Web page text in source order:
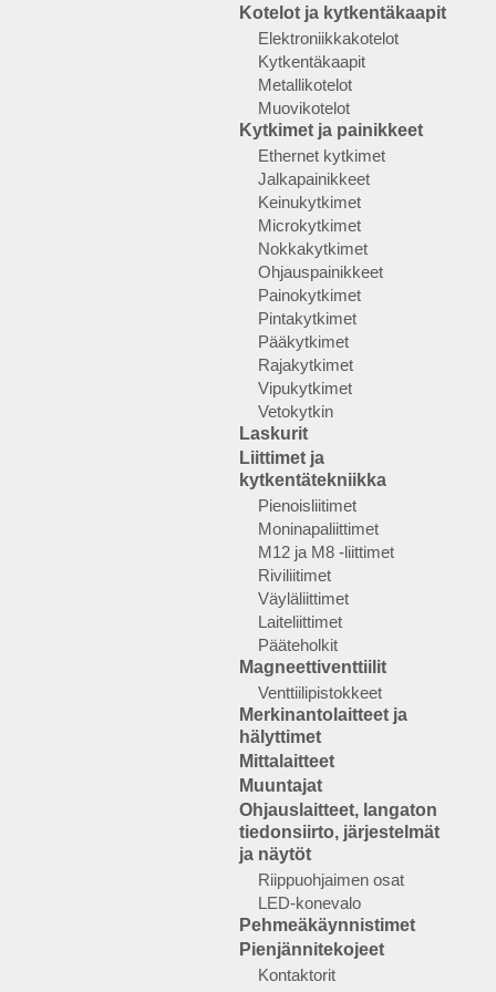
Kotelot ja kytkentäkaapit
Elektroniikkakotelot
Kytkentäkaapit
Metallikotelot
Muovikotelot
Kytkimet ja painikkeet
Ethernet kytkimet
Jalkapainikkeet
Keinukytkimet
Microkytkimet
Nokkakytkimet
Ohjauspainikkeet
Painokytkimet
Pintakytkimet
Pääkytkimet
Rajakytkimet
Vipukytkimet
Vetokytkin
Laskurit
Liittimet ja
kytkentätekniikka
Pienoisliitimet
Moninapaliittimet
M12 ja M8 -liittimet
Riviliitimet
Väyläliittimet
Laiteliittimet
Pääteholkit
Magneettiventtiilit
Venttiilipistokkeet
Merkinantolaitteet ja
hälyttimet
Mittalaitteet
Muuntajat
Ohjauslaitteet, langaton
tiedonsiirto, järjestelmät
ja näytöt
Riippuohjaimen osat
LED-konevalo
Pehmeäkäynnistimet
Pienjännitekojeet
Kontaktorit